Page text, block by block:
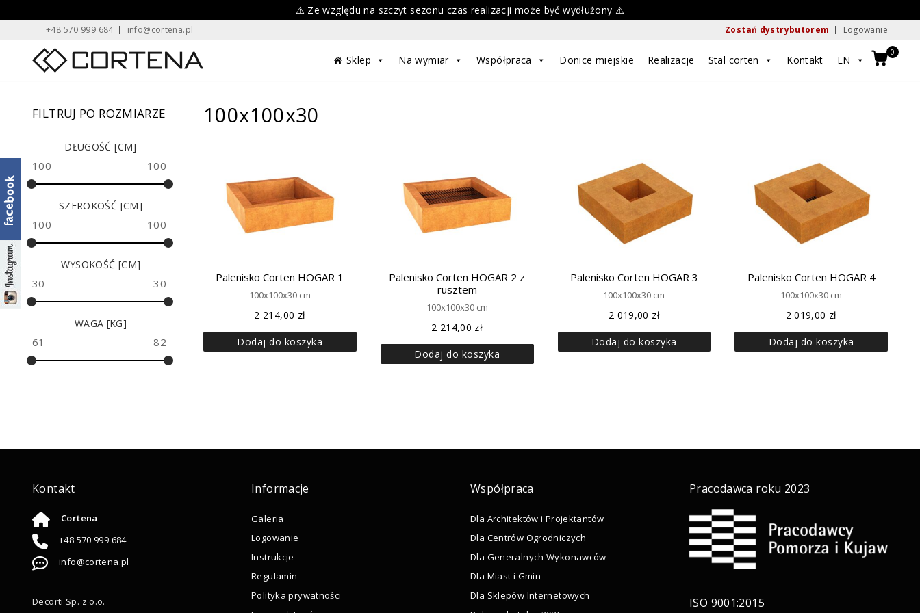
content
⚠️ Ze względu na szczyt sezonu czas realizacji może być wydłużony ⚠️
+48 570 999 684 info@cortena.pl Zostań dystrybutorem Logowanie
Home Sklep Na wymiar Współpraca Donice miejskie Realizacje Stal corten Kontakt EN
0
100x100x30
Palenisko Corten HOGAR 1
100x100x30 cm
2 214,00 zł
Dodaj do koszyka
Palenisko Corten HOGAR 2 z
rusztem
100x100x30 cm
2 214,00 zł
Dodaj do koszyka
Palenisko Corten HOGAR 3
100x100x30 cm
2 019,00 zł
Dodaj do koszyka
Palenisko Corten HOGAR 4
100x100x30 cm
2 019,00 zł
Dodaj do koszyka
FILTRUJ PO ROZMIARZE
DŁUGOŚĆ [CM]
100 100
SZEROKOŚĆ [CM]
100 100
WYSOKOŚĆ [CM]
30 30
WAGA [KG]
61 82
Kontakt
Cortena
+48 570 999 684
info@cortena.pl
Decorti Sp. z o.o.
Informacje
Galeria
Logowanie
Instrukcje
Regulamin
Polityka prywatności
Współpraca
Dla Architektów i Projektantów
Dla Centrów Ogrodniczych
Dla Generalnych Wykonawców
Dla Miast i Gmin
Dla Sklepów Internetowych
Pracodawca roku 2023
ISO 9001:2015